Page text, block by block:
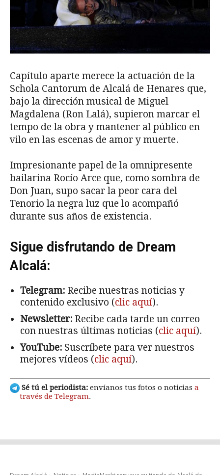
Capítulo aparte merece la actuación de la
Schola Cantorum de Alcalá de Henares que,
bajo la dirección musical de Miguel
Magdalena (Ron Lalá), supieron marcar el
tempo de la obra y mantener al público en
vilo en las escenas de amor y muerte.
Impresionante papel de la omnipresente
bailarina Rocío Arce que, como sombra de
Don Juan, supo sacar la peor cara del
Tenorio la negra luz que lo acompañó
durante sus años de existencia.
Sigue disfrutando de Dream
Alcalá:
Telegram: Recibe nuestras noticias y
contenido exclusivo (clic aquí).
Newsletter: Recibe cada tarde un correo
con nuestras últimas noticias (clic aquí).
YouTube: Suscríbete para ver nuestros
mejores vídeos (clic aquí).
Sé tú el periodista: envíanos tus fotos o noticias a
través de Telegram.